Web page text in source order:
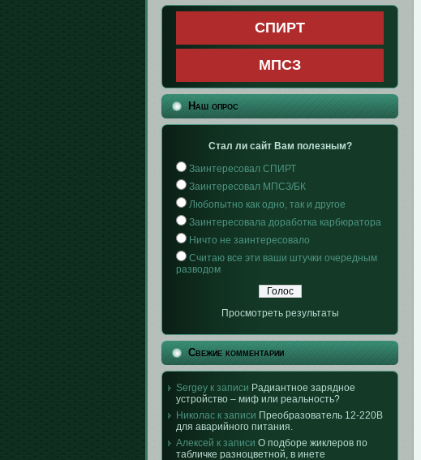
СПИРТ
МПСЗ
Наш опрос
Стал ли сайт Вам полезным?
Заинтересовал СПИРТ
Заинтересовал МПСЗ/БК
Любопытно как одно, так и другое
Заинтересовала доработка карбюратора
Ничто не заинтересовало
Считаю все эти ваши штучки очередным
разводом
Просмотреть результаты
Свежие комментарии
Sergey к записи Радиантное зарядное
устройство – миф или реальность?
Николас к записи Преобразователь 12-220В
для аварийного питания.
Алексей к записи О подборе жиклеров по
табличке разноцветной, в инете